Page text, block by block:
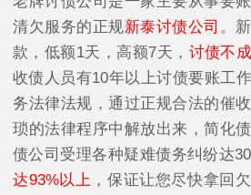
清欠服务的正规新泰讨债公司 。
款，低额1天，高额7天， 讨债不
收债人员有10年以上讨债要账工
务法律法规，通过正规合法的催
琐的法律程序中解放出来，简化
债公司受理各种疑难债务纠纷达
达93%以上 ，保证让您尽快拿回